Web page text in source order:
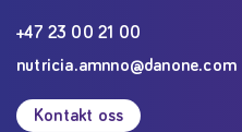
+47 23 00 21 00
nutricia.amnno@danone.com
Kontakt oss